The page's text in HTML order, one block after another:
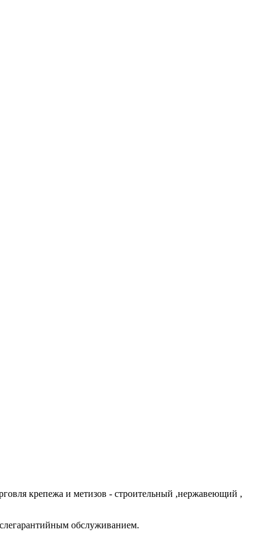
крепежа и метизов - строительный ,нержавеющий ,
обслуживанием.